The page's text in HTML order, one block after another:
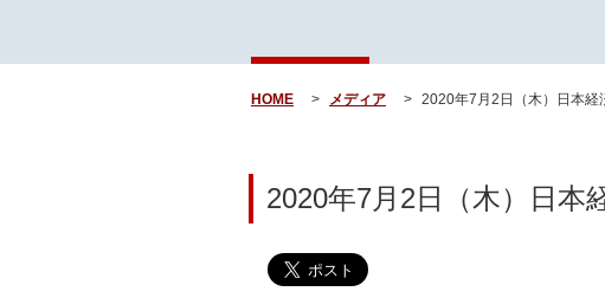
HOME メディア 2020年7月2日（木）日本
2020年7月2日（木）日